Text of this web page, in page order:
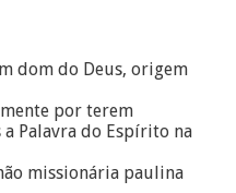
dom do Deus, origem
por terem
Palavra do Espírito na
missionária paulina